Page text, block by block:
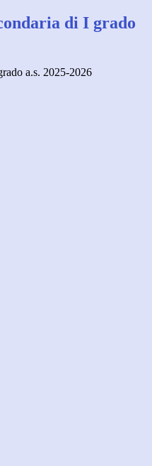
di I grado
a.s. 2025-2026